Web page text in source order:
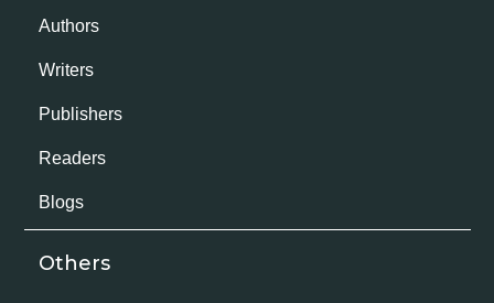
Authors
Writers
Publishers
Readers
Blogs
Others